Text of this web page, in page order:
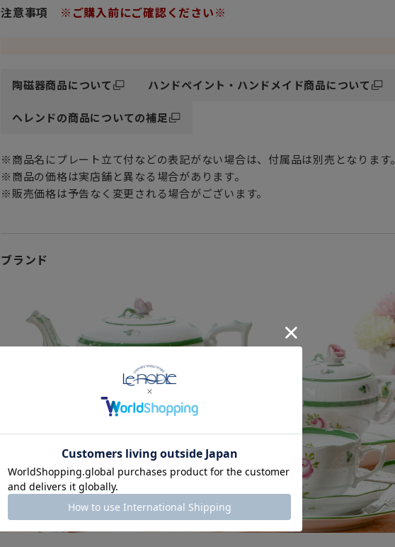
ています。
彩られています。
上がっています。
注意事項 ※ご購入前にご確認ください※
陶磁器商品について ハンドペイント・ハンドメイド商品について
ヘレンドの商品についての補足
※商品名にプレート立て付などの表記がない場合は、付属品は別売となります。
※商品の価格は実店舗と異なる場合があります。
※販売価格は予告なく変更される場合がございます。
ブランド